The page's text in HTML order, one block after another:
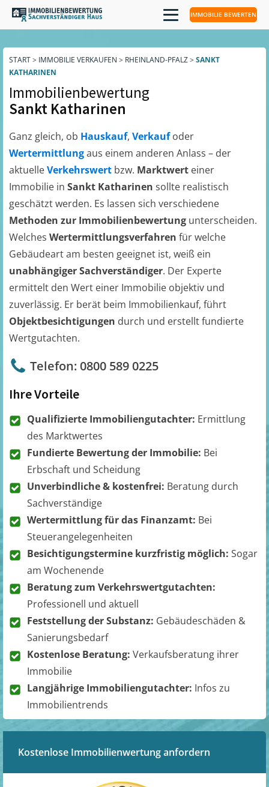
IMMOBILIE BEWERTEN
START> IMMOBILIE VERKAUFEN > RHEINLAND-PFALZ> SANKT
KATHARINEN
Immobilienbewertung
Sankt Katharinen
Ganz gleich, ob Hauskauf, Verkaufoder
Wertermittlungaus einem anderen Anlass – der
aktuelleVerkehrswert bzw. Marktwert einer
Immobilie in Sankt Katharinen sollte realistisch
geschätzt werden. Es lassen sich verschiedene
Methoden zur Immobilienbewertung unterscheiden.
Welches Wertermittlungsverfahren für welche
Gebäudeart am besten geeignet ist, weiß ein
unabhängiger Sachverständiger. Der Experte
ermittelt den Wert einer Immobilie objektiv und
zuverlässig. Er berät beim Immobilienkauf, führt
Objektbesichtigungen durch und erstellt fundierte
Wertgutachten.
Telefon: 0800 589 0225
Ihre Vorteile
Qualifizierte Immobiliengutachter: Ermittlung
des Marktwertes
Fundierte Bewertung der Immobilie: Bei
Erbschaft und Scheidung
Unverbindliche & kostenfrei: Beratung durch
Sachverständige
Wertermittlung für das Finanzamt: Bei
Steuerangelegenheiten
Besichtigungstermine kurzfristig möglich: Sogar
am Wochenende
Beratung zum Verkehrswertgutachten:
Professionell und aktuell
Feststellung der Substanz: Gebäudeschäden &
Sanierungsbedarf
Kostenlose Beratung: Verkaufsberatung ihrer
Immobilie
Langjährige Immobiliengutachter: Infos zu
Immobilientrends
Kostenlose Immobilienwertung anfordern